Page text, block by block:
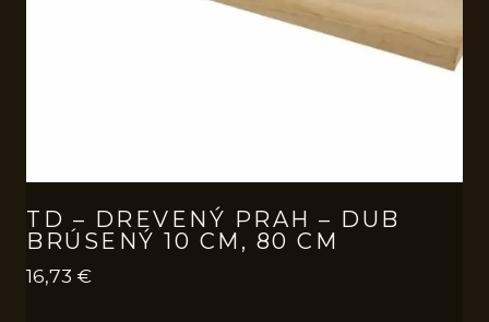
TD – DREVENÝ PRAH – DUB
BRÚSENÝ 10 CM, 80 CM
16,73 €